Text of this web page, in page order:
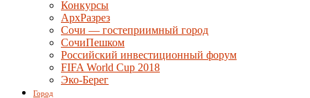
Конкурсы
АрхРазрез
Сочи — гостеприимный город
СочиПешком
Российский инвестиционный форум
FIFA World Cup 2018
Эко-Берег
Город